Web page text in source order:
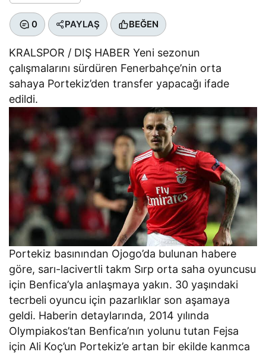
0 PAYLAŞ BEĞEN
KRALSPOR / DIŞ HABER Yeni sezonun
çalışmalarını sürdüren Fenerbahçe’nin orta
sahaya Portekiz’den transfer yapacağı ifade
edildi.
Portekiz basınından Ojogo’da bulunan habere
göre, sarı-lacivertli takm Sırp orta saha oyuncusu
için Benfica’yla anlaşmaya yakın. 30 yaşındaki
tecrbeli oyuncu için pazarlıklar son aşamaya
geldi. Haberin detaylarında, 2014 yılında
Olympiakos’tan Benfica’nın yolunu tutan Fejsa
için Ali Koç’un Portekiz’e artan bir ekilde kanmca